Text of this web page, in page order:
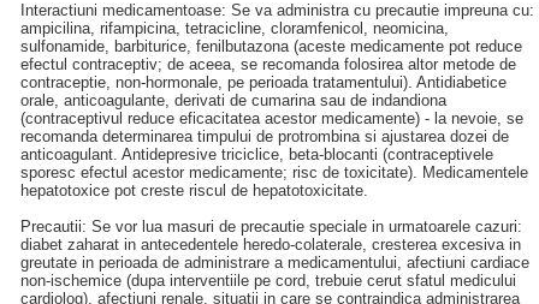
Interactiuni medicamentoase: Se va administra cu precautie impreuna cu:
ampicilina, rifampicina, tetracicline, cloramfenicol, neomicina,
sulfonamide, barbiturice, fenilbutazona (aceste medicamente pot reduce
efectul contraceptiv; de aceea, se recomanda folosirea altor metode de
contraceptie, non-hormonale, pe perioada tratamentului). Antidiabetice
orale, anticoagulante, derivati de cumarina sau de indandiona
(contraceptivul reduce eficacitatea acestor medicamente) - la nevoie, se
recomanda determinarea timpului de protrombina si ajustarea dozei de
anticoagulant. Antidepresive triciclice, beta-blocanti (contraceptivele
sporesc efectul acestor medicamente; risc de toxicitate). Medicamentele
hepatotoxice pot creste riscul de hepatotoxicitate.
Precautii: Se vor lua masuri de precautie speciale in urmatoarele cazuri:
diabet zaharat in antecedentele heredo-colaterale, cresterea excesiva in
greutate in perioada de administrare a medicamentului, afectiuni cardiace
non-ischemice (dupa interventiile pe cord, trebuie cerut sfatul medicului
cardiolog), afectiuni renale, situatii in care se contraindica administrarea